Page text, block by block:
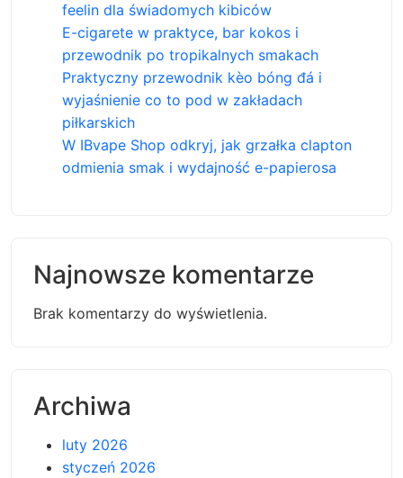
feelin dla świadomych kibiców
E-cigarete w praktyce, bar kokos i
przewodnik po tropikalnych smakach
Praktyczny przewodnik kèo bóng đá i
wyjaśnienie co to pod w zakładach
piłkarskich
W IBvape Shop odkryj, jak grzałka clapton
odmienia smak i wydajność e-papierosa
Najnowsze komentarze
Brak komentarzy do wyświetlenia.
Archiwa
luty 2026
styczeń 2026